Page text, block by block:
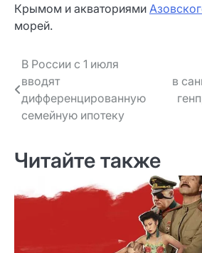
Крымом и акваториями
морей.
Навигация
по записям
В России с 1 июля
вводят
дифференцированную
семейную ипотеку
в
Читайте также